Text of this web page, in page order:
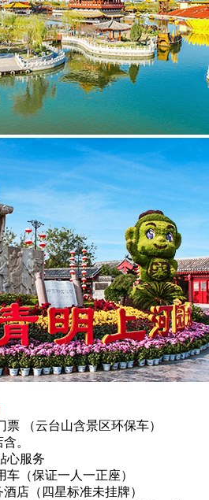
（云台山含景区环保车）
。
心服务
（保证一人一正座）
店（四星标准未挂牌）